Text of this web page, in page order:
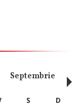
Septembrie
S
D